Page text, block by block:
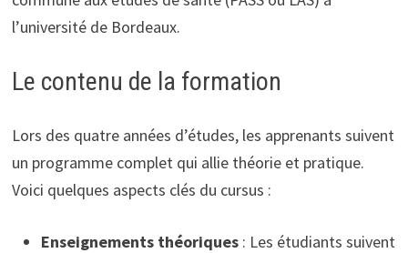
l’université de Bordeaux.
Le contenu de la formation
Lors des quatre années d’études, les apprenants suivent
un programme complet qui allie théorie et pratique.
Voici quelques aspects clés du cursus :
Enseignements théoriques: Les étudiants suivent